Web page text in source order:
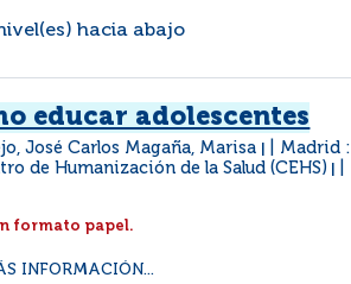
hacia abajo
educar adolescentes
José Carlos Magaña, Marisa
Madrid :
de Humanización de la Salud (CEHS)
formato papel.
INFORMACIÓN...